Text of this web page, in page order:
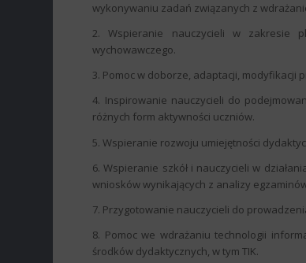
wykonywaniu zadań związanych z
2. Wspieranie nauczycieli w zakresie
wychowawczego.
3. Pomoc w doborze, adaptacji, modyfikacji
4. Inspirowanie nauczycieli do
różnych form aktywności uczniów.
5. Wspieranie rozwoju umiejętności
6. Wspieranie szkół i nauczycieli w
wniosków wynikających z analizy
7. Przygotowanie nauczycieli do
8. Pomoc we wdrażaniu technologii
środków dydaktycznych, w tym TIK.